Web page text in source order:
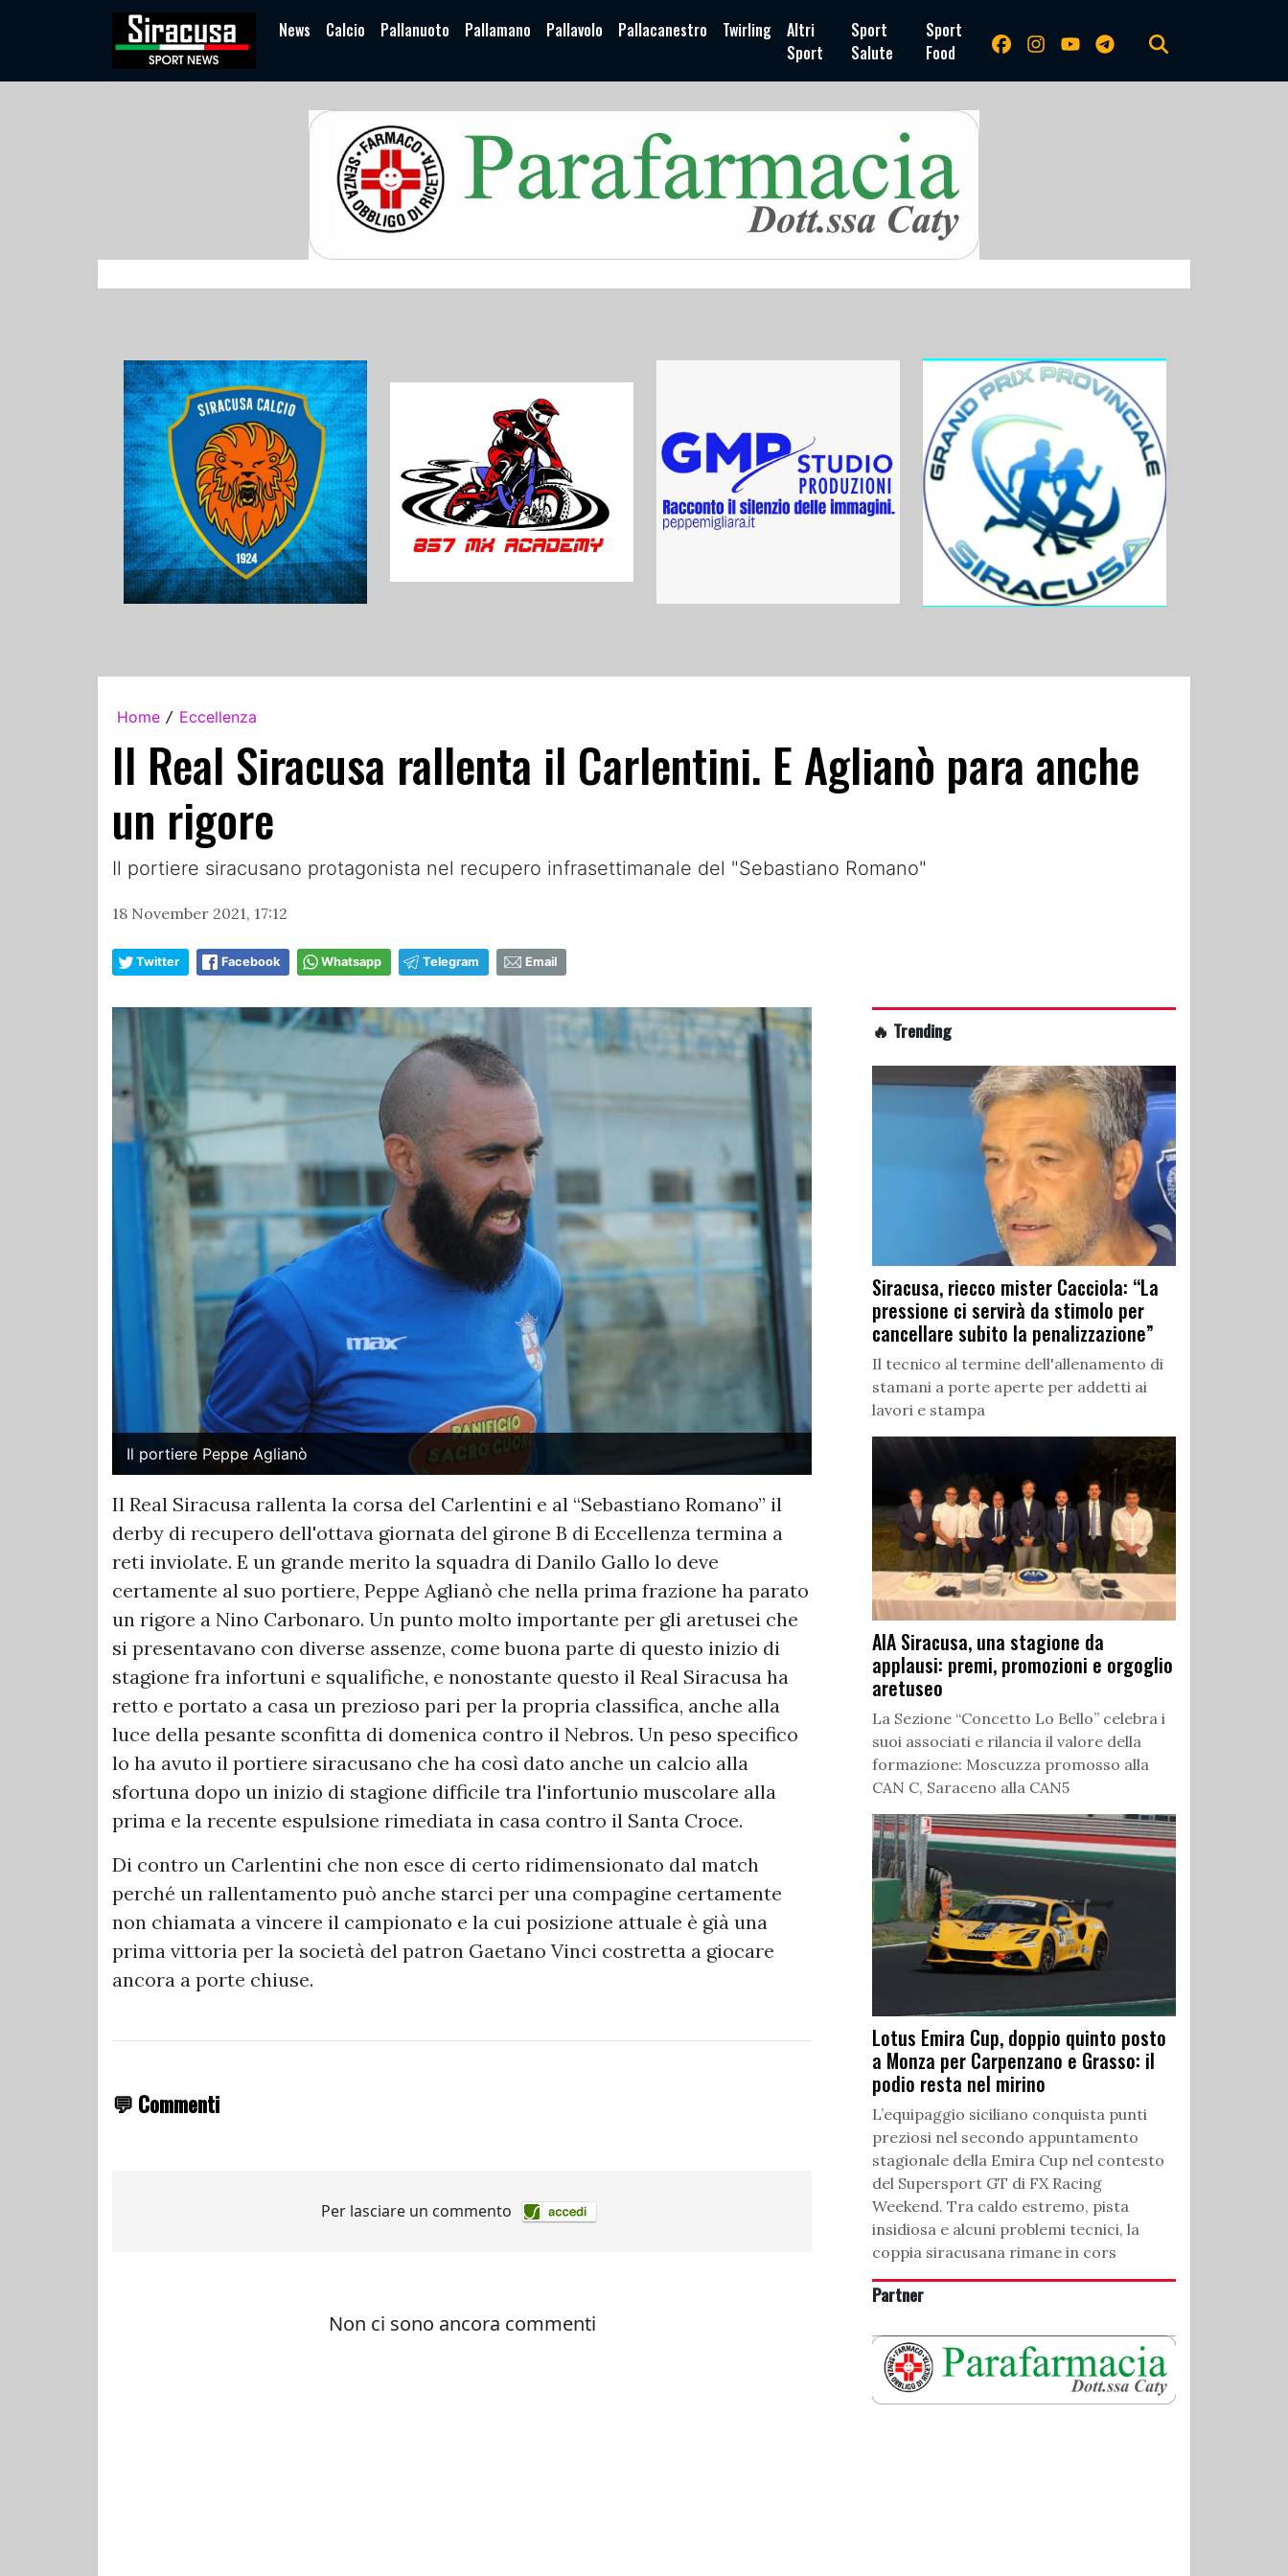
News Calcio Pallanuoto Pallamano Pallavolo Pallacanestro Twirling
Altri
Sport
Sport
Salute
Sport
Food
Home / Eccellenza
Il Real Siracusa rallenta il Carlentini. E Aglianò para anche
un rigore
Il portiere siracusano protagonista nel recupero infrasettimanale del "Sebastiano Romano"
18 November 2021, 17:12
Twitter Facebook Whatsapp Telegram Email
Il portiere Peppe Aglianò
Il Real Siracusa rallenta la corsa del Carlentini e al “Sebastiano Romano” il
derby di recupero dell'ottava giornata del girone B di Eccellenza termina a
reti inviolate. E un grande merito la squadra di Danilo Gallo lo deve
certamente al suo portiere, Peppe Aglianò che nella prima frazione ha parato
un rigore a Nino Carbonaro. Un punto molto importante per gli aretusei che
si presentavano con diverse assenze, come buona parte di questo inizio di
stagione fra infortuni e squalifiche, e nonostante questo il Real Siracusa ha
retto e portato a casa un prezioso pari per la propria classifica, anche alla
luce della pesante sconfitta di domenica contro il Nebros. Un peso specifico
lo ha avuto il portiere siracusano che ha così dato anche un calcio alla
sfortuna dopo un inizio di stagione difficile tra l'infortunio muscolare alla
prima e la recente espulsione rimediata in casa contro il Santa Croce.
Di contro un Carlentini che non esce di certo ridimensionato dal match
perché un rallentamento può anche starci per una compagine certamente
non chiamata a vincere il campionato e la cui posizione attuale è già una
prima vittoria per la società del patron Gaetano Vinci costretta a giocare
ancora a porte chiuse.
💬 Commenti
🔥 Trending
Siracusa, riecco mister Cacciola: “La
pressione ci servirà da stimolo per
cancellare subito la penalizzazione”
Il tecnico al termine dell'allenamento di
stamani a porte aperte per addetti ai
lavori e stampa
AIA Siracusa, una stagione da
applausi: premi, promozioni e orgoglio
aretuseo
La Sezione “Concetto Lo Bello” celebra i
suoi associati e rilancia il valore della
formazione: Moscuzza promosso alla
CAN C, Saraceno alla CAN5
Lotus Emira Cup, doppio quinto posto
a Monza per Carpenzano e Grasso: il
podio resta nel mirino
L’equipaggio siciliano conquista punti
preziosi nel secondo appuntamento
stagionale della Emira Cup nel contesto
del Supersport GT di FX Racing
Weekend. Tra caldo estremo, pista
insidiosa e alcuni problemi tecnici, la
coppia siracusana rimane in cors
Partner